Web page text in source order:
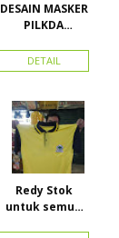
DESAIN MASKER
PILKDA
Calon Bupati &
Wakil Bupati
Kepulauan
DETAIL
Redy Stok
untuk semua